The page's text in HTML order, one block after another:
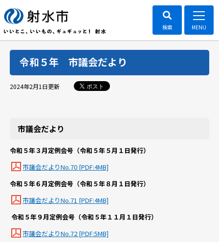
令和５年 市議会だより
2024年2月1日更新 ポスト
市議会だより
令和５年３月定例会号（令和５年５月１日発行）
市議会だよりNo.70 [PDF:4MB]
令和５年６月定例会号（令和５年８月１日発行）
市議会だよりNo.71 [PDF:4MB]
令和５年９月定例会号（令和５年１１月１日発行）
市議会だよりNo.72 [PDF:5MB]